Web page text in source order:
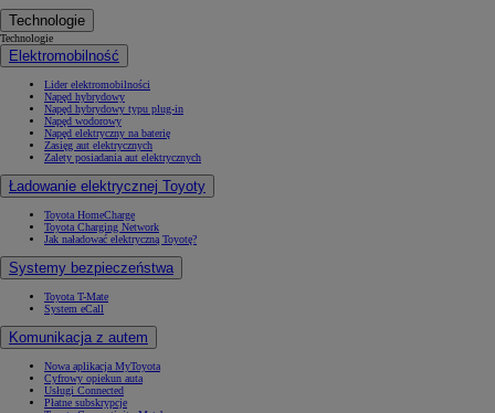
Technologie
Technologie
Elektromobilność
Lider elektromobilności
Napęd hybrydowy
Napęd hybrydowy typu plug-in
Napęd wodorowy
Napęd elektryczny na baterię
Zasięg aut elektrycznych
Zalety posiadania aut elektrycznych
Ładowanie elektrycznej Toyoty
Toyota HomeCharge
Toyota Charging Network
Jak naładować elektryczną Toyotę?
Systemy bezpieczeństwa
Toyota T-Mate
System eCall
Komunikacja z autem
Nowa aplikacja MyToyota
Cyfrowy opiekun auta
Usługi Connected
Płatne subskrypcje